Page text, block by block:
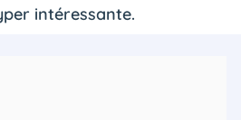
intéressante.